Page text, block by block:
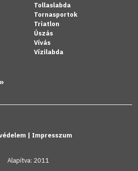
Tollaslabda
Tornasportok
Triatlon
Úszás
Vívás
Vízilabda
| Impresszum
Alapítva: 2011